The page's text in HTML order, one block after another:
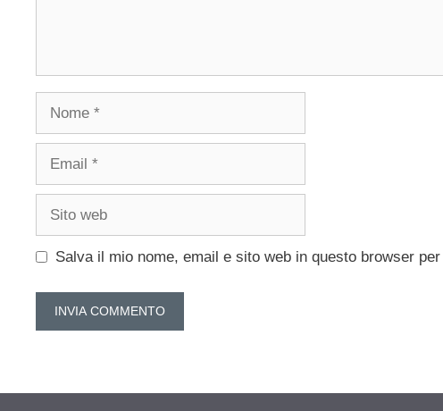
Nome
Email
Sito
Salva il mio nome, email e sito web in questo browser